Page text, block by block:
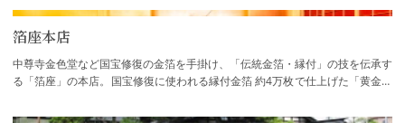
箔座本店
中尊寺金色堂など国宝修復の金箔を手掛け、「伝統金箔・縁付」の技を伝承す
る「箔座」の本店。国宝修復に使われる縁付金箔 約4万枚で仕上げた「黄金の